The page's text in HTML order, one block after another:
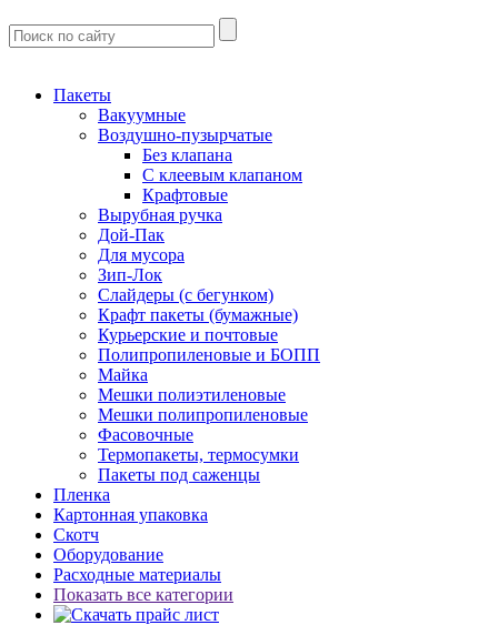
Пакеты
Вакуумные
Воздушно-пузырчатые
Без клапана
С клеевым клапаном
Крафтовые
Вырубная ручка
Дой-Пак
Для мусора
Зип-Лок
Слайдеры (с бегунком)
Крафт пакеты (бумажные)
Курьерские и почтовые
Полипропиленовые и БОПП
Майка
Мешки полиэтиленовые
Мешки полипропиленовые
Фасовочные
Термопакеты, термосумки
Пакеты под саженцы
Пленка
Картонная упаковка
Скотч
Оборудование
Расходные материалы
Показать все категории